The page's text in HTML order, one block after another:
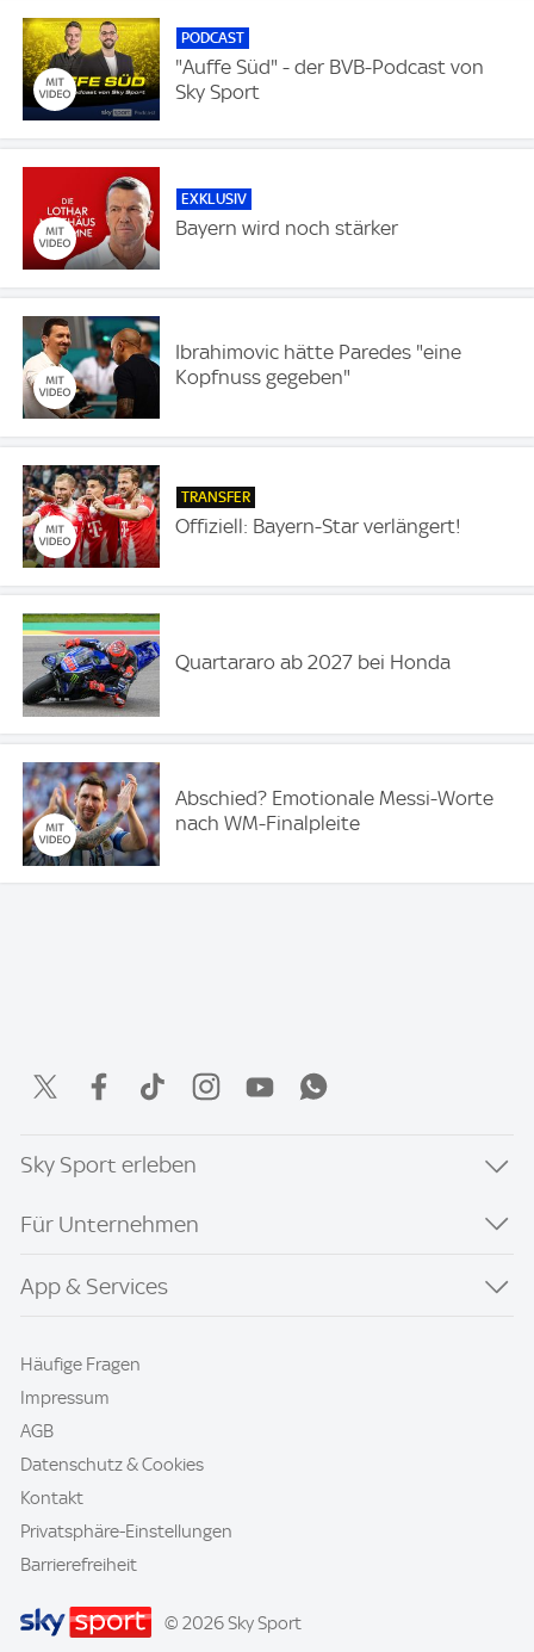
PODCAST
"Auffe Süd" - der BVB-Podcast von
Sky Sport
EXKLUSIV
Bayern wird noch stärker
Ibrahimovic hätte Paredes "eine
Kopfnuss gegeben"
TRANSFER
Offiziell: Bayern-Star verlängert!
Quartararo ab 2027 bei Honda
Abschied? Emotionale Messi-Worte
nach WM-Finalpleite
Sky Sport erleben
Für Unternehmen
App & Services
Häufige Fragen
Impressum
AGB
Datenschutz & Cookies
Kontakt
Privatsphäre-Einstellungen
Barrierefreiheit
© 2026 Sky Sport